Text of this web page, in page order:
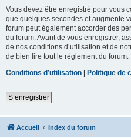
Vous devez être enregistré pour vous
que quelques secondes et augmente
forum peut également accorder des
du forum. Avant de vous enregistrer,
de nos conditions d’utilisation et de
de bien lire tout le règlement du forum.
Conditions d’utilisation | Politique de
S’enregistrer
Accueil Index du forum